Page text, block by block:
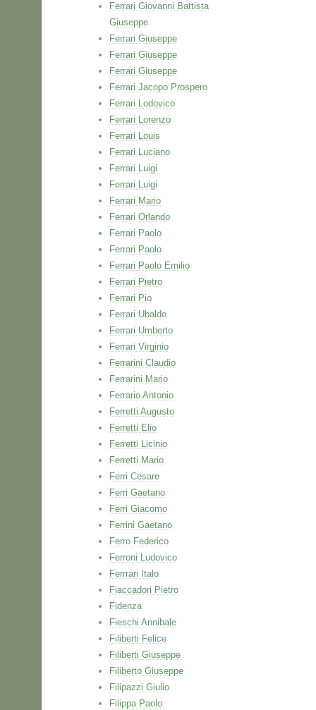
Ferrari Giovanni Battista
Giuseppe
Ferrari Giuseppe
Ferrari Giuseppe
Ferrari Giuseppe
Ferrari Jacopo Prospero
Ferrari Lodovico
Ferrari Lorenzo
Ferrari Louis
Ferrari Luciano
Ferrari Luigi
Ferrari Luigi
Ferrari Mario
Ferrari Orlando
Ferrari Paolo
Ferrari Paolo
Ferrari Paolo Emilio
Ferrari Pietro
Ferrari Pio
Ferrari Ubaldo
Ferrari Umberto
Ferrari Virginio
Ferrarini Claudio
Ferrarini Mario
Ferrario Antonio
Ferretti Augusto
Ferretti Elio
Ferretti Licinio
Ferretti Mario
Ferri Cesare
Ferri Gaetano
Ferri Giacomo
Ferrini Gaetano
Ferro Federico
Ferroni Ludovico
Ferrrari Italo
Fiaccadori Pietro
Fidenza
Fieschi Annibale
Filiberti Felice
Filiberti Giuseppe
Filiberto Giuseppe
Filipazzi Giulio
Filippa Paolo